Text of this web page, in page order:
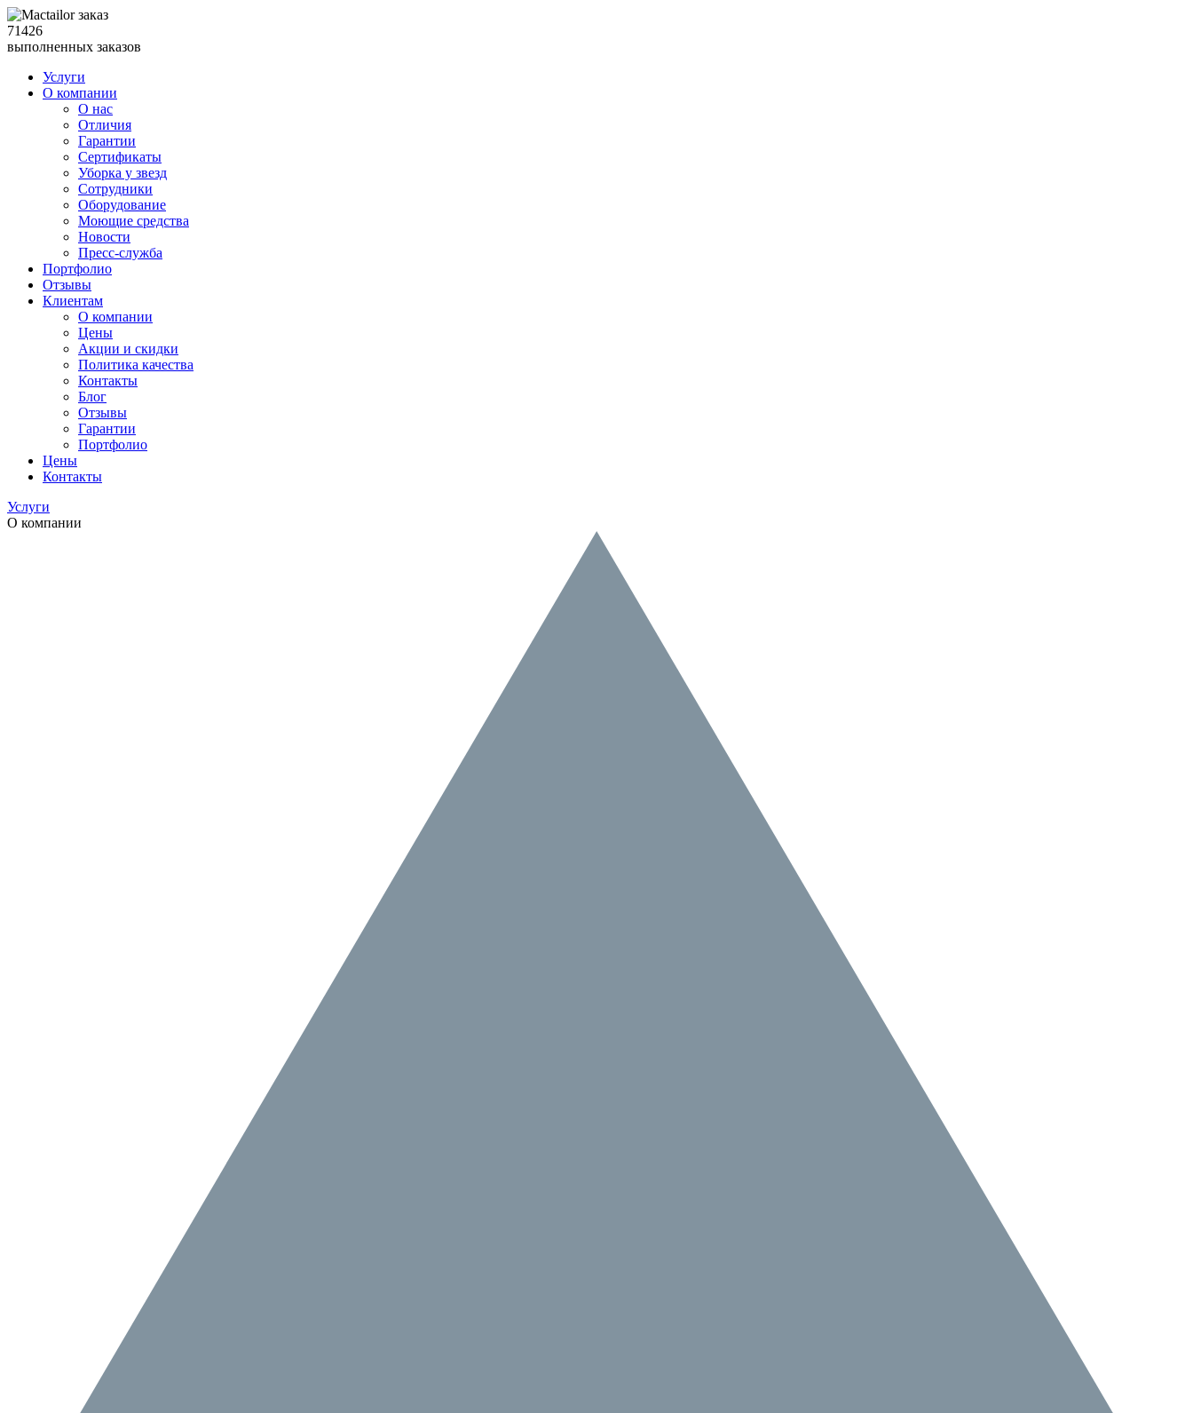
71426
выполненных заказов
Услуги
О компании
О нас
Отличия
Гарантии
Сертификаты
Уборка у звезд
Сотрудники
Оборудование
Моющие средства
Новости
Пресс-служба
Портфолио
Отзывы
Клиентам
О компании
Цены
Акции и скидки
Политика качества
Контакты
Блог
Отзывы
Гарантии
Портфолио
Цены
Контакты
Услуги
О компании